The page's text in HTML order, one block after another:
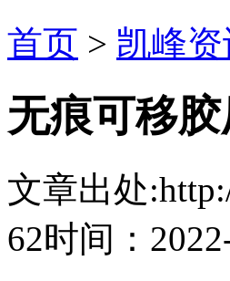
首页 > 凯峰
无痕可移
文章出处
62时间：